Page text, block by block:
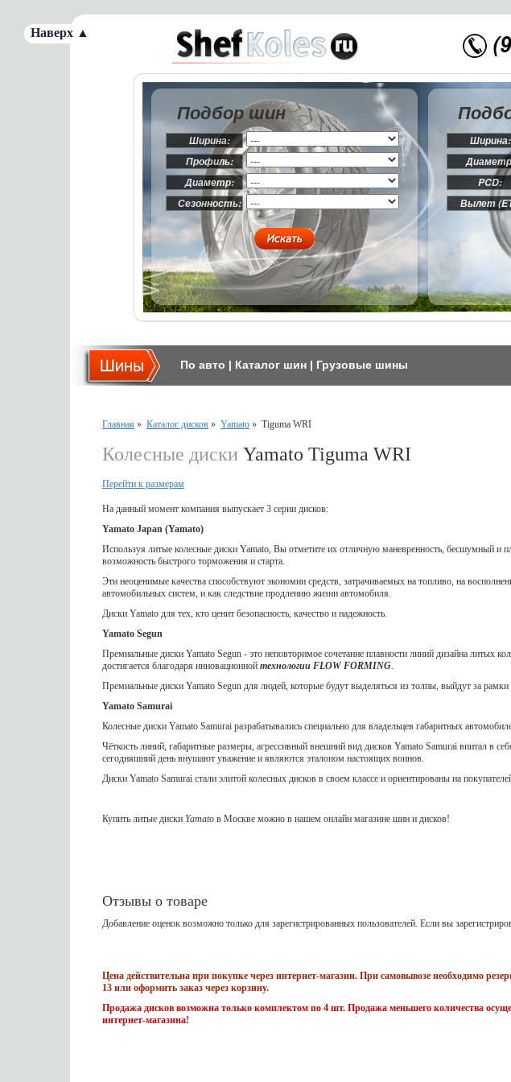
Подбор шин
Ширина:
Профиль:
Диаметр:
Сезонность:
Ширина:
PCD:
Вылет
По авто | Каталог шин | Грузовые шины
Главная » Каталог дисков » Yamato » Tiguma WRI
Колесные диски Yamato Tiguma WRI
Перейти к размерам
На данный момент компания выпускает 3 серии дисков:
Yamato Japan (Yamato)
Используя литые колесные диски Yamato, Вы отметите их отличную маневренность, бесшумный и
возможность быстрого торможения и старта.
Эти неоценимые качества способствуют экономии средств, затрачиваемых на топливо, на
автомобильных систем, и как следствие продлению жизни автомобиля.
Диски Yamato для тех, кто ценит безопасность, качество и надежность.
Yamato Segun
Премиальные диски Yamato Segun - это неповторимое сочетание плавности линий дизайна литых
достигается благодаря инновационной технологии FLOW FORMING.
Премиальные диски Yamato Segun для людей, которые будут выделяться из толпы, выйдут за рамки
Yamato Samurai
Колесные диски Yamato Samurai разрабатывались специально для владельцев габаритных
Чёткость линий, габаритные размеры, агрессивный внешний вид дисков Yamato Samurai впитал в
сегодняшний день внушают уважение и являются эталоном настоящих воинов.
Диски Yamato Samurai стали элитой колесных дисков в своем классе и ориентированы на
Купить литые диски Yamato в Москве можно в нашем онлайн магазине шин и дисков!
Отзывы о товаре
Добавление оценок возможно только для зарегистрированных пользователей. Если вы
Цена действительна при покупке через интернет-магазин. При самовывозе необходимо
13 или оформить заказ через корзину.
Продажа дисков возможна только комплектом по 4 шт. Продажа меньшего количества
интернет-магазина!
Наверх ▲